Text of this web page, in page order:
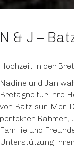
N & J –
Hochzeit in der
Nadine und Jan
Bretagne für ihre
von Batz-sur-Mer.
perfekten Rahmen,
Familie und
Unterstützung